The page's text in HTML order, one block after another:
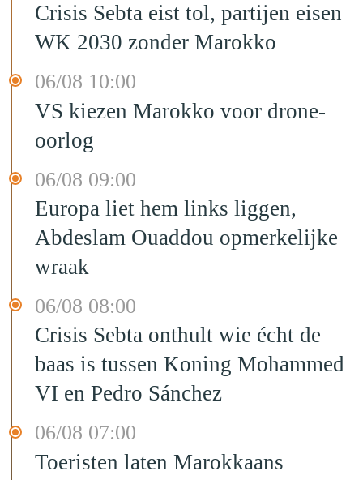
Crisis Sebta eist tol, partijen eisen
WK 2030 zonder Marokko
06/08 10:00
VS kiezen Marokko voor drone-
oorlog
06/08 09:00
Europa liet hem links liggen,
Abdeslam Ouaddou opmerkelijke
wraak
06/08 08:00
Crisis Sebta onthult wie écht de
baas is tussen Koning Mohammed
VI en Pedro Sánchez
06/08 07:00
Toeristen laten Marokkaans